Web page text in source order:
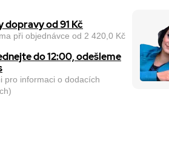
dopravy od 91 Kč
při objednávce od 2 420,0 Kč
do 12:00, odešleme
pro informaci o dodacích